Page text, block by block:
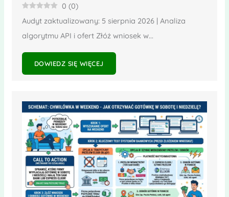
0 (0)
Audyt zaktualizowany: 5 sierpnia 2026 | Analiza
algorytmu API i ofert Złóż wniosek w...
DOWIEDZ SIĘ WIĘCEJ